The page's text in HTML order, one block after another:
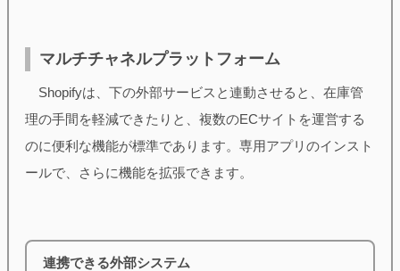
マルチチャネルプラットフォーム
Shopifyは、下の外部サービスと連動させると、在庫管
理の手間を軽減できたりと、複数のECサイトを運営する
のに便利な機能が標準であります。専用アプリのインスト
ールで、さらに機能を拡張できます。
連携できる外部システム